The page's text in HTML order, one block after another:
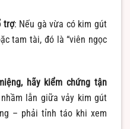
trợ: Nếu gà vừa có kim gút
tam tài, đó là “viên ngọc
hãy kiểm chứng tận
lẫn giữa vảy kim gút
– phải tỉnh táo khi xem